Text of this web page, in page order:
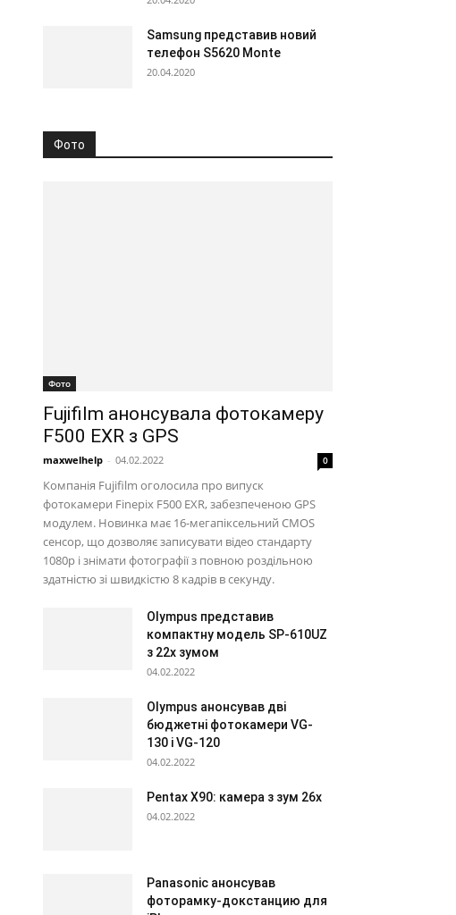
Samsung представив новий
телефон S5620 Monte
20.04.2020
Фото
Фото
Fujifilm анонсувала фотокамеру
F500 EXR з GPS
maxwelhelp - 04.02.2022 0
Компанія Fujifilm оголосила про випуск
фотокамери Finepix F500 EXR, забезпеченою GPS
модулем. Новинка має 16-мегапіксельний CMOS
сенсор, що дозволяє записувати відео стандарту
1080p і знімати фотографії з повною роздільною
здатністю зі швидкістю 8 кадрів в секунду.
Olympus представив
компактну модель SP-610UZ
з 22х зумом
04.02.2022
Olympus анонсував дві
бюджетні фотокамери VG-
130 і VG-120
04.02.2022
Pentax X90: камера з зум 26х
04.02.2022
Panasonic анонсував
фоторамку-докстанцию для